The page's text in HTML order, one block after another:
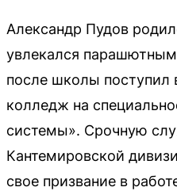
Александр Пудов
увлекался
после школы поступил
колледж на
системы». Срочную
Кантемировской
свое призвание в